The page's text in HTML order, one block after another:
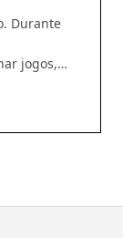
Durante
jogos,
de